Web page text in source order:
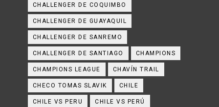
CHALLENGER DE COQUIMBO
CHALLENGER DE GUAYAQUIL
CHALLENGER DE SANREMO
CHALLENGER DE SANTIAGO CHAMPIONS
CHAMPIONS LEAGUE CHAVÍN TRAIL
CHECO TOMAS SLAVIK CHILE
CHILE VS PERU CHILE VS PERÚ